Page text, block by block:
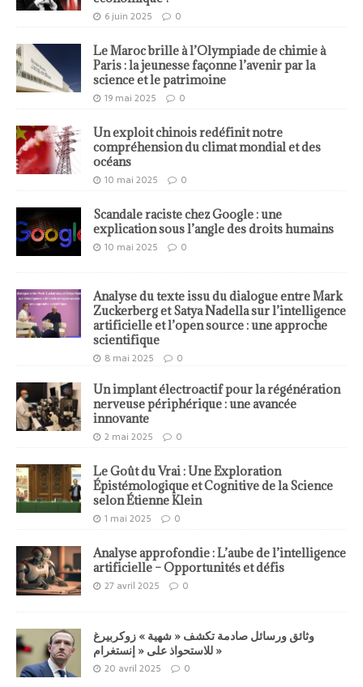
6 juin 2025 0
Le Maroc brille à l’Olympiade de chimie à
Paris : la jeunesse façonne l’avenir par la
science et le patrimoine
19 mai 2025 0
Un exploit chinois redéfinit notre
compréhension du climat mondial et des
océans
10 mai 2025 0
Scandale raciste chez Google : une
explication sous l’angle des droits humains
10 mai 2025 0
Analyse du texte issu du dialogue entre Mark
Zuckerberg et Satya Nadella sur l’intelligence
artificielle et l’open source : une approche
scientifique
8 mai 2025 0
Un implant électroactif pour la régénération
nerveuse périphérique : une avancée
innovante
2 mai 2025 0
Le Goût du Vrai : Une Exploration
Épistémologique et Cognitive de la Science
selon Étienne Klein
1 mai 2025 0
Analyse approfondie : L’aube de l’intelligence
artificielle – Opportunités et défis
27 avril 2025 0
وثائق ورسائل صادمة تكشف « شهية » زوكربيرغ
للاستحواذ على « إنستغرام »
20 avril 2025 0